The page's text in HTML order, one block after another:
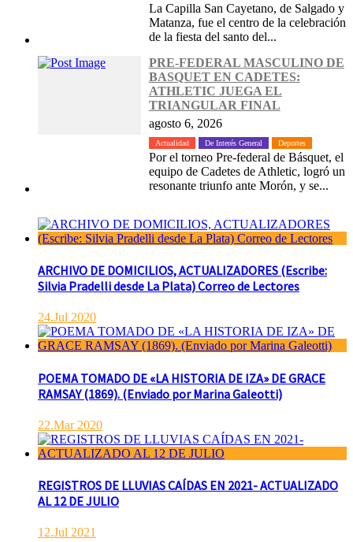
La Capilla San Cayetano, de Salgado y
Matanza, fue el centro de la celebración
de la fiesta del santo del...
PRE-FEDERAL MASCULINO DE
BASQUET EN CADETES:
ATHLETIC JUEGA EL
TRIANGULAR FINAL
agosto 6, 2026
Actualidad De Interés General Deportes
Por el torneo Pre-federal de Básquet, el
equipo de Cadetes de Athletic, logró un
resonante triunfo ante Morón, y se...
ARCHIVO DE DOMICILIOS, ACTUALIZADORES (Escribe:
Silvia Pradelli desde La Plata) Correo de Lectores
24.Jul 2020
POEMA TOMADO DE «LA HISTORIA DE IZA» DE GRACE
RAMSAY (1869). (Enviado por Marina Galeotti)
22.Mar 2020
REGISTROS DE LLUVIAS CAÍDAS EN 2021- ACTUALIZADO
AL 12 DE JULIO
12.Jul 2021